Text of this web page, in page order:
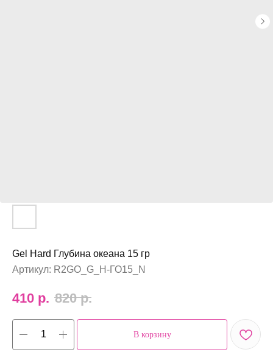
Gel Hard Глубина океана 15 гр
Артикул: R2GO_G_H-ГО15_N
410 р. 820 р.
В корзину